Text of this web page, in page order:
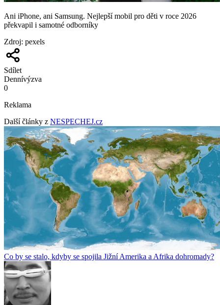
Ani iPhone, ani Samsung. Nejlepší mobil pro děti v roce 2026
překvapil i samotné odborníky
Zdroj: pexels
Sdílet
Dennívýzva
0
Reklama
Další články z NESPECHEJ.cz
Co by se stalo, kdyby se spojila Jižní Amerika a Afrika dohromady?